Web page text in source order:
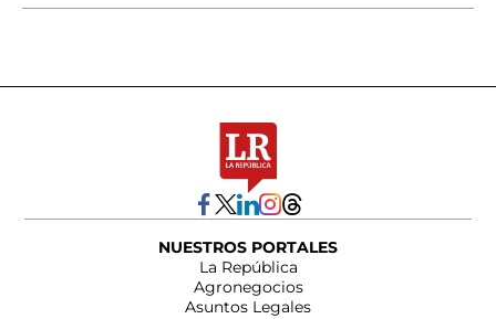
NUESTROS PORTALES
La República
Agronegocios
Asuntos Legales